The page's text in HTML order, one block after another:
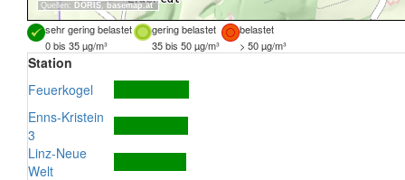
Quellen: DORIS, basemap.at
sehr gering belastet gering belastet
belastet
0 bis 35 µg/m³
35 bis 50 µg/m³ > 50 µg/m³
Station
Feuerkogel
Enns-Kristein
3
Linz-Neue
Welt